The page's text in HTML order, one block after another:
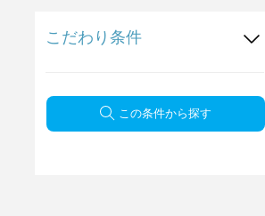
こだわり条件
この条件から探す